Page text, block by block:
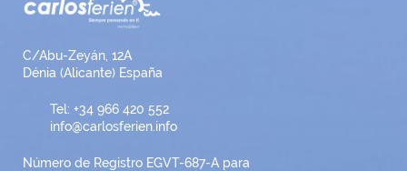
C/Abu-Zeyán, 12A
Dénia (Alicante) España
Tel: +34 966 420 552
info@carlosferien.info
Número de Registro EGVT-687-A para